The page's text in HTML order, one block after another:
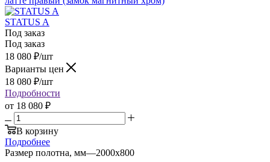
STATUS A
Под заказ
Под заказ
18 080 ₽/шт
Варианты цен
18 080 ₽/шт
Подробности
от 18 080 ₽
В корзину
Подробнее
Размер полотна, мм—2000x800